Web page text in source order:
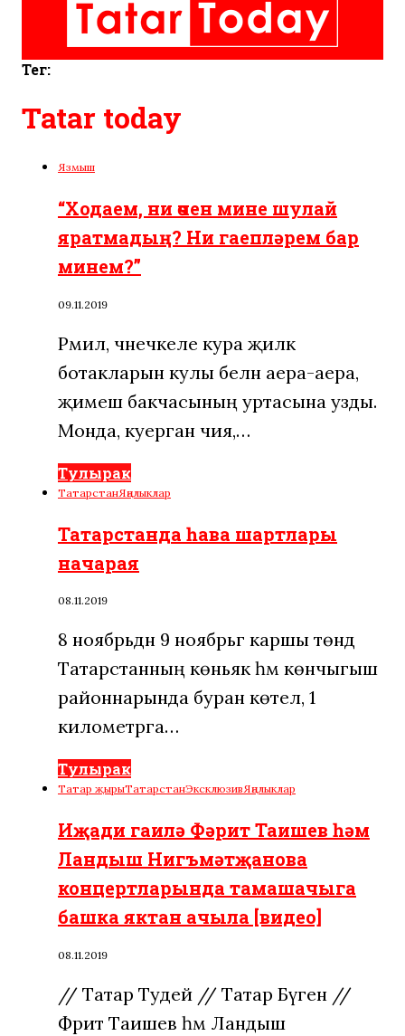
Тег:
Tatar today
Язмыш
“Ходаем, ни өчен мине шулай
яратмадың? Ни гаепләрем бар
минем?”
09.11.2019
Рәмилә, чәнечкеле кура җиләк
ботакларын кулы белән аера-аера,
җимеш бакчасының уртасына узды.
Монда, куерган чия,…
Тулырак
ТатарстанЯңалыклар
Татарстанда һава шартлары
начарая
08.11.2019
8 ноябрьдән 9 ноябрьгә каршы төндә
Татарстанның көньяк һәм көнчыгыш
районнарында буран көтелә, 1
километрга…
Тулырак
Татар җырыТатарстанЭксклюзивЯңалыклар
Иҗади гаилә Фәрит Таишев һәм
Ландыш Нигъмәтҗанова
концертларында тамашачыга
башка яктан ачыла [видео]
08.11.2019
// Татар Тудей // Татар Бүген //
Фәрит Таишев һәм Ландыш